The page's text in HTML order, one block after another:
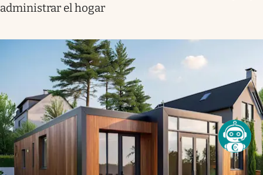
administrar el hogar